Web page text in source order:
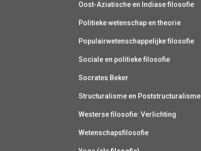
Oost-Aziatische en Indiase filosofie
Politieke wetenschap en theorie
Populairwetenschappelijke filosofie
Sociale en politieke filosofie
Socrates Beker
Structuralisme en Poststructuralisme
Westerse filosofie: Verlichting
Wetenschapsfilosofie